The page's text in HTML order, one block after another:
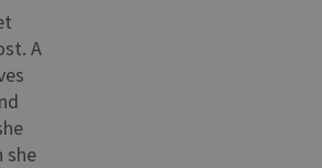
A
she